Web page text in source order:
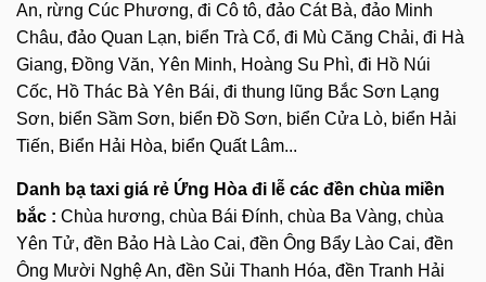
An, rừng Cúc Phương, đi Cô tô, đảo Cát Bà, đảo Minh
Châu, đảo Quan Lạn, biển Trà Cổ, đi Mù Căng Chải, đi Hà
Giang, Đồng Văn, Yên Minh, Hoàng Su Phì, đi Hồ Núi
Cốc, Hồ Thác Bà Yên Bái, đi thung lũng Bắc Sơn Lạng
Sơn, biển Sầm Sơn, biển Đồ Sơn, biển Cửa Lò, biển Hải
Tiến, Biển Hải Hòa, biển Quất Lâm...
Danh bạ taxi giá rẻ Ứng Hòa đi lễ các đền chùa miền
bắc : Chùa hương, chùa Bái Đính, chùa Ba Vàng, chùa
Yên Tử, đền Bảo Hà Lào Cai, đền Ông Bẩy Lào Cai, đền
Ông Mười Nghệ An, đền Sủi Thanh Hóa, đền Tranh Hải